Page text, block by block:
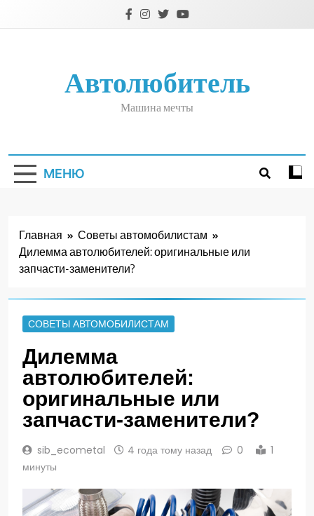
Автолюбитель
Машина мечты
МЕНЮ
Главная
Советы автомобилистам
Дилемма автолюбителей: оригинальные или
запчасти-заменители?
СОВЕТЫ АВТОМОБИЛИСТАМ
Дилемма
автолюбителей:
оригинальные или
запчасти-заменители?
sib_ecometal 4 года тому назад 0
1
минуты